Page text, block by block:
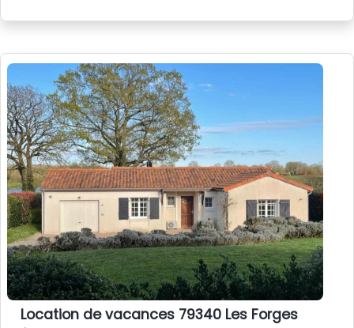
Location de vacances 79340 Les Forges